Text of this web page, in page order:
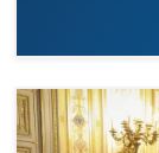
Bilddatei